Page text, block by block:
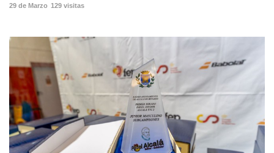
29 de Marzo 129 visitas